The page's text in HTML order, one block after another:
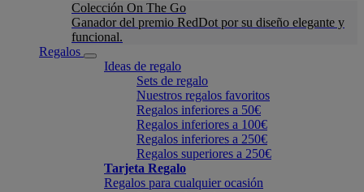
Colección On The Go
Ganador del premio RedDot por su diseño elegante y
funcional.
Regalos
Ideas de regalo
Sets de regalo
Nuestros regalos favoritos
Regalos inferiores a 50€
Regalos inferiores a 100€
Regalos inferiores a 250€
Regalos superiores a 250€
Tarjeta Regalo
Regalos para cualquier ocasión